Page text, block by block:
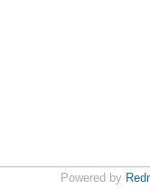
Powered by